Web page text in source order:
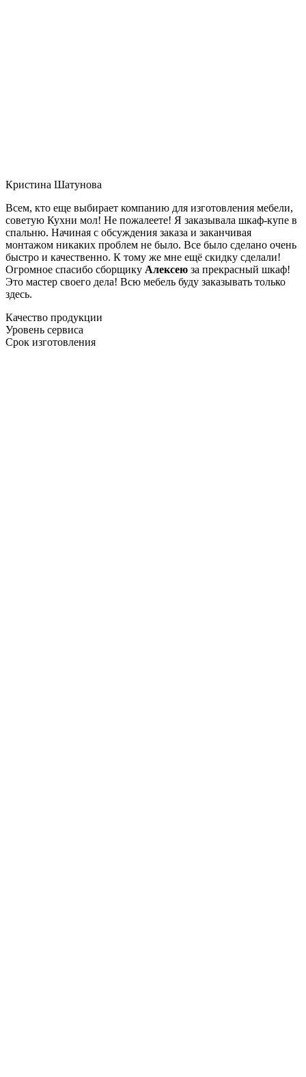
Кристина Шатунова
Всем, кто еще выбирает компанию для изготовления мебели,
советую Кухни мол! Не пожалеете! Я заказывала шкаф-купе в
спальню. Начиная с обсуждения заказа и заканчивая
монтажом никаких проблем не было. Все было сделано очень
быстро и качественно. К тому же мне ещё скидку сделали!
Огромное спасибо сборщику Алексею за прекрасный шкаф!
Это мастер своего дела! Всю мебель буду заказывать только
здесь.
Качество продукции
Уровень сервиса
Срок изготовления